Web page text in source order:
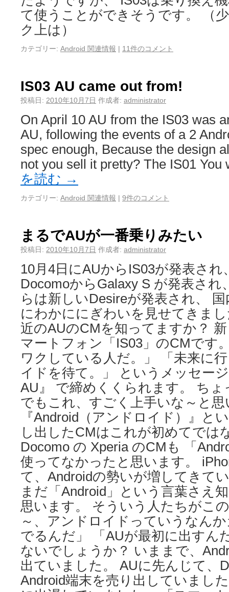
て使うことができそうです。 （
ク上は）
カテゴリー: Android 関連情報 | 11件のコメント
IS03 AU came out from!
投稿日: 2010年10月7日 作成者: administrator
On April 10 AU from the IS03 was
AU, following the events of a 2
spec enough, Because the design
not you sell it pretty? The IS01
を読む →
カテゴリー: Android 関連情報 | 9件のコメント
まるでAUが一番乗りみたい
投稿日: 2010年10月7日 作成者: administrator
10月4日にAUからIS03が発表され
DocomoからGalaxy S が発表され
らは新しいDesireが発表され、
にわかににぎわいを見せてきま
近のAUのCMを知ってますか？
マートフォン「IS03」のCMです
ワクしている人だ。」 「未来に
イドを待て。」 というメッセー
AU』 で締めくくられます。 ち
でもこれ、すごく上手いな～と思
『Android（アンドロイド）』と
し出したCMはこれが初めてでは
Docomo の Xperia のCMも 「
使ってなかったと思います。
て、Androidの勢いが増してきて
まだ「Android」という言葉さえ
思います。 そういう人たちがこ
～、アンドロイドっていうなん
でるんだ」 「AUが最初に出すん
ないでしょうか？ いままで、
出ていました。 AUに先んじて、
Android端末を売り出していまし